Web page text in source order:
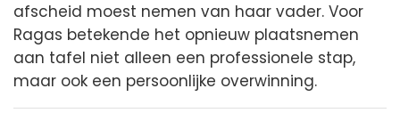
afscheid moest nemen van haar vader. Voor
Ragas betekende het opnieuw plaatsnemen
aan tafel niet alleen een professionele stap,
maar ook een persoonlijke overwinning.